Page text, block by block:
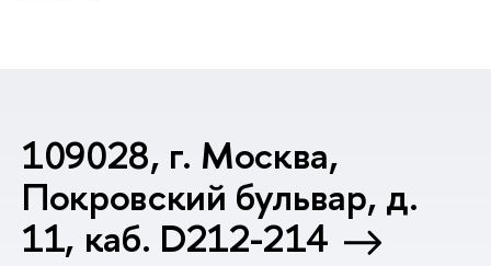
109028, г. Москва,
Покровский бульвар, д.
11, каб. D212-214